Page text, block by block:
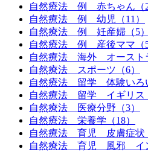
自然療法 例 赤ちゃん（
自然療法 例 幼児（11）
自然療法 例 妊産婦（5）
自然療法 例 産後ママ（5
自然療法 海外 オースト
自然療法 スポーツ（6）
自然療法 留学 体験いろ
自然療法 留学 イギリス
自然療法 医療分野（3）
自然療法 栄養学（18）
自然療法 育児 皮膚症状
自然療法 育児 風邪 イン